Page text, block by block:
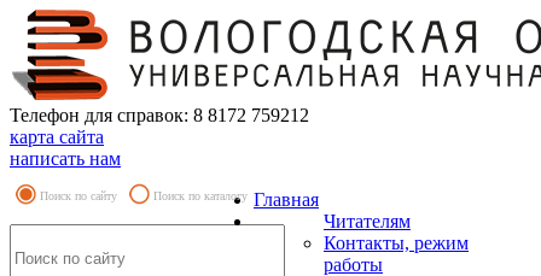
Телефон для справок: 8 8172 759212
карта сайта
написать нам
Поиск по сайту Поиск по каталогу Главная
Читателям
Контакты, режим
работы